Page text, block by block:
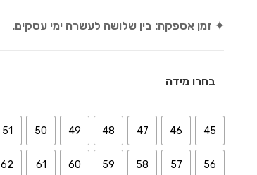
✦ זמן אספקה: בין שלושה לעשרה ימי עסקים.
בחרו מידה
45
46
47
48
49
50
51
56
57
58
59
60
61
62